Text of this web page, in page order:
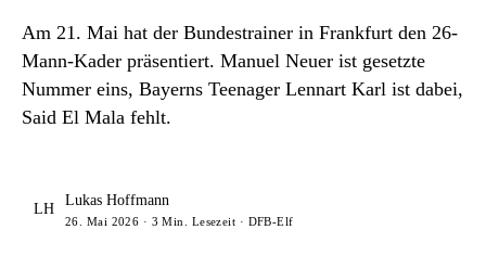
Am 21. Mai hat der Bundestrainer in Frankfurt den 26-
Mann-Kader präsentiert. Manuel Neuer ist gesetzte
Nummer eins, Bayerns Teenager Lennart Karl ist dabei,
Said El Mala fehlt.
LH
Lukas Hoffmann
26. Mai 2026 · 3 Min. Lesezeit · DFB-Elf